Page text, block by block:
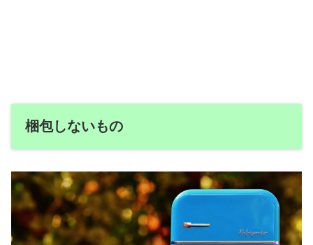
梱包しないもの